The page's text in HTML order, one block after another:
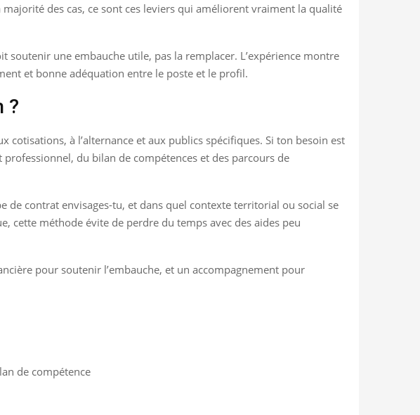
des cas, ce sont ces leviers qui améliorent vraiment la qualité
une embauche utile, pas la remplacer. L’expérience montre
et bonne adéquation entre le poste et le profil.
?
cotisations, à l’alternance et aux publics spécifiques. Si ton besoin est
du bilan de compétences et des parcours de
contrat envisages-tu, et dans quel contexte territorial ou social se
cette méthode évite de perdre du temps avec des aides peu
pour soutenir l’embauche, et un accompagnement pour
de compétence